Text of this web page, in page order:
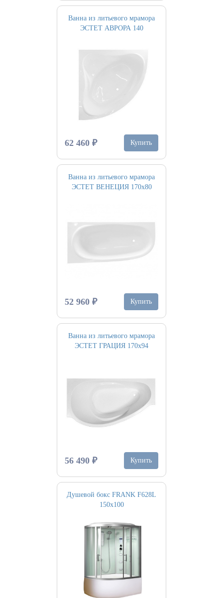
Ванна из литьевого мрамора
ЭСТЕТ АВРОРА 140
62 460 ₽ Купить
Ванна из литьевого мрамора
ЭСТЕТ ВЕНЕЦИЯ 170х80
52 960 ₽ Купить
Ванна из литьевого мрамора
ЭСТЕТ ГРАЦИЯ 170х94
56 490 ₽ Купить
Душевой бокс FRANK F628L
150х100